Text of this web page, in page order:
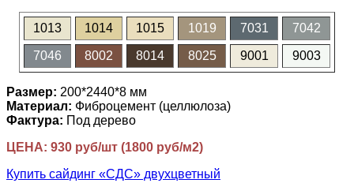
1013 1014 1015 1019 7031 7042
7046 8002 8014 8025 9001 9003
Размер: 200*2440*8 мм
Материал: Фиброцемент (целлюлоза)
Фактура: Под дерево
ЦЕНА: 930 руб/шт (1800 руб/м2)
Купить сайдинг «СДС» двухцветный